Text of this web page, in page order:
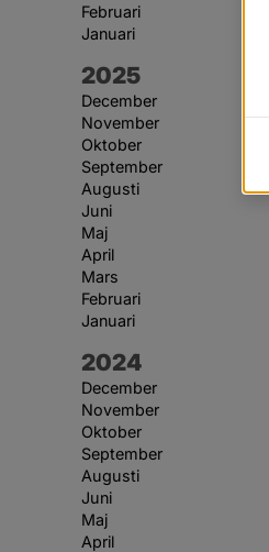
Februari
Januari
År:
2025
December
November
Oktober
September
Augusti
Juni
Maj
April
Mars
Februari
Januari
År:
2024
December
November
Oktober
September
Augusti
Juni
Maj
April